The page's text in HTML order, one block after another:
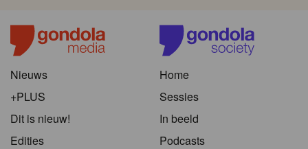
Nieuws
+PLUS
Dit is nieuw!
Edities
Home
Sessies
In beeld
Podcasts